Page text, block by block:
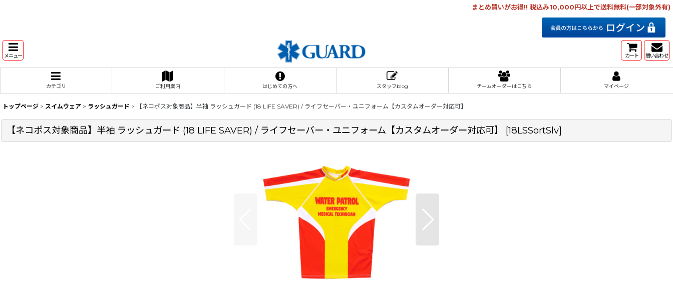
まとめ買いがお得!! 税込み10,000円以上で送料無料(一部対象外有)
メニュー カート 問い合わせ
カテゴリ ご利用案内 はじめての方へ スタッフblog チームオーダーはこちら マイページ
トップページ > スイムウェア > ラッシュガード > 【ネコポス対象商品】半袖 ラッシュガード (18 LIFE SAVER) / ライフセーバー・ユニフォーム【カスタムオーダー対応可】
【ネコポス対象商品】半袖 ラッシュガード (18 LIFE SAVER) / ライフセーバー・ユニフォーム【カスタムオーダー対応可】 [18LSSortSlv]